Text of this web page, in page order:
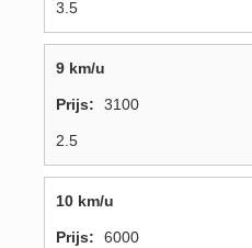
3.5
9 km/u
3100
2.5
10 km/u
6000